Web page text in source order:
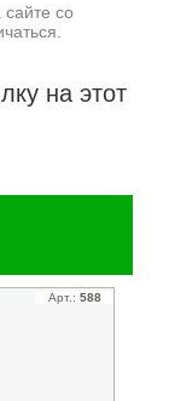
со
на этот
Арт.: 588